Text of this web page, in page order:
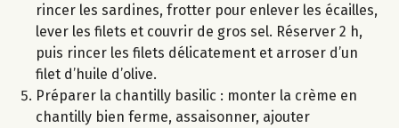
rincer les sardines, frotter pour enlever les écailles,
lever les filets et couvrir de gros sel. Réserver 2 h,
puis rincer les filets délicatement et arroser d’un
filet d’huile d’olive.
Préparer la chantilly basilic : monter la crème en
chantilly bien ferme, assaisonner, ajouter